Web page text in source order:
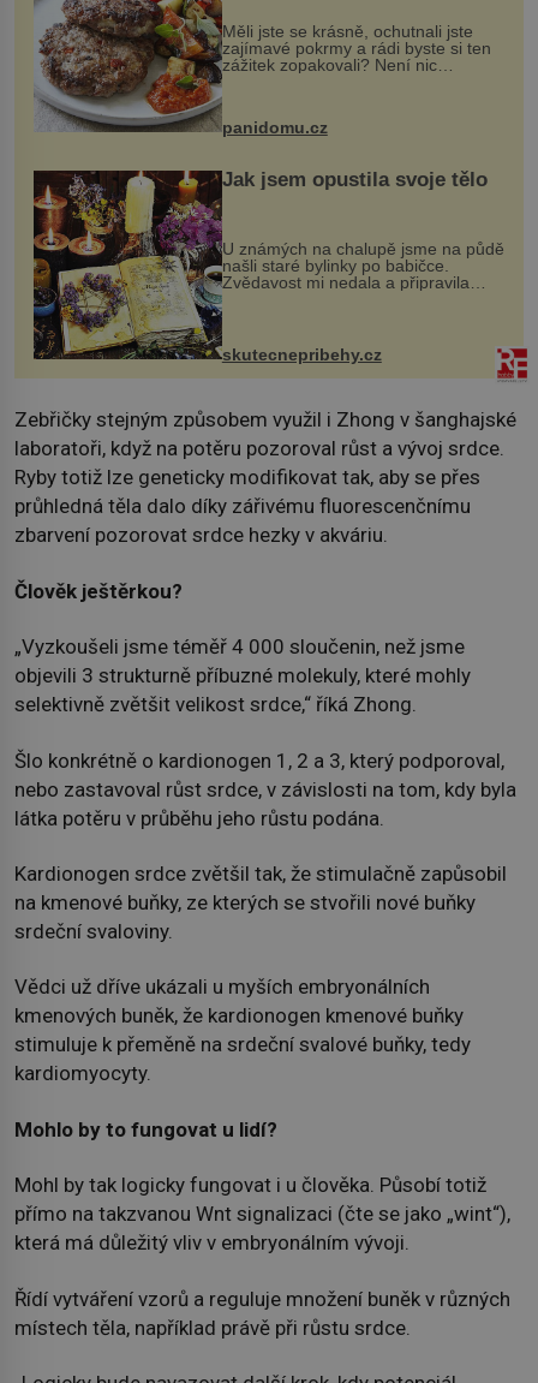
Měli jste se krásně, ochutnali jste
zajímavé pokrmy a rádi byste si ten
zážitek zopakovali? Není nic
snazšího. Pljeskavica (10 porcí)
Možná jste ji ochutnali na dovolené v
panidomu.cz
Jak jsem opustila svoje tělo
U známých na chalupě jsme na půdě
našli staré bylinky po babičce.
Zvědavost mi nedala a připravila
jsem si z nich lektvar… Zimní pobyt
na chalupě se pro mě vlastní vinou
změnil v děsivý zážitek, na kt...
skutecnepribehy.cz
Zebřičky stejným způsobem využil i Zhong v šanghajské
laboratoři, když na potěru pozoroval růst a vývoj srdce.
Ryby totiž lze geneticky modifikovat tak, aby se přes
průhledná těla dalo díky zářivému fluorescenčnímu
zbarvení pozorovat srdce hezky v akváriu.
Člověk ještěrkou?
„Vyzkoušeli jsme téměř 4 000 sloučenin, než jsme
objevili 3 strukturně příbuzné molekuly, které mohly
selektivně zvětšit velikost srdce,“ říká Zhong.
Šlo konkrétně o kardionogen 1, 2 a 3, který podporoval,
nebo zastavoval růst srdce, v závislosti na tom, kdy byla
látka potěru v průběhu jeho růstu podána.
Kardionogen srdce zvětšil tak, že stimulačně zapůsobil
na kmenové buňky, ze kterých se stvořili nové buňky
srdeční svaloviny.
Vědci už dříve ukázali u myších embryonálních
kmenových buněk, že kardionogen kmenové buňky
stimuluje k přeměně na srdeční svalové buňky, tedy
kardiomyocyty.
Mohlo by to fungovat u lidí?
Mohl by tak logicky fungovat i u člověka. Působí totiž
přímo na takzvanou Wnt signalizaci (čte se jako „wint“),
která má důležitý vliv v embryonálním vývoji.
Řídí vytváření vzorů a reguluje množení buněk v různých
místech těla, například právě při růstu srdce.